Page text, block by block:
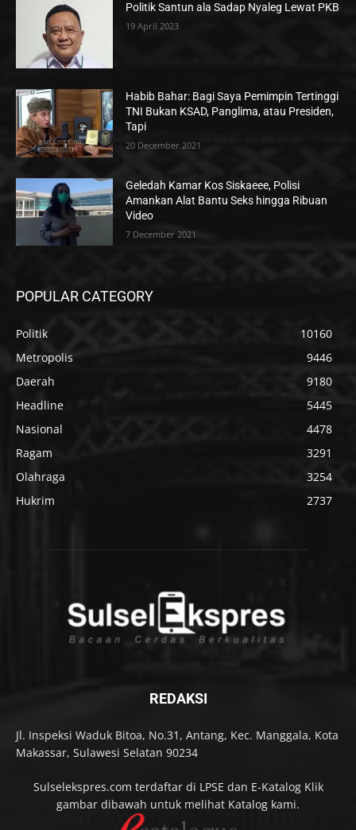
Politik Santun ala Sadap Nyaleg Lewat PKB
19 April 2023
Habib Bahar: Bagi Saya Pemimpin Tertinggi
TNI Bukan KSAD, Panglima, atau Presiden,
Tapi
20 December 2021
Geledah Kamar Kos Siskaeee, Polisi
Amankan Alat Bantu Seks hingga Ribuan
Video
7 December 2021
POPULAR CATEGORY
Politik
10160
Metropolis
9446
Daerah
9180
Headline
5445
Nasional
4478
Ragam
3291
Olahraga
3254
Hukrim
2737
REDAKSI
Jl. Inspeksi Waduk Bitoa, No.31, Antang, Kec. Manggala, Kota
Makassar, Sulawesi Selatan 90234
Sulselekspres.com terdaftar di LPSE dan E-Katalog Klik
gambar dibawah untuk melihat Katalog kami.